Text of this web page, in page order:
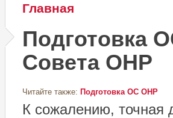
Вы здесь
Главная
Подготовка
Совета ОНР
Читайте также: Подготовка ОС ОНР
К сожалению, точная